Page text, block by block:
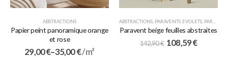
ABSTRACTIONS
Papier peint panoramique orange
et rose
29,00€–35,00€/ m²
ABSTRACTIONS PARAVENTS 3 VOLETS PARAVENTS JAPONAIS
Paravent beige feuilles abstraites
142,90€ 108,59€